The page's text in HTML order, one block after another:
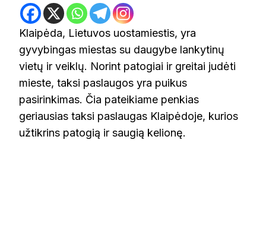
Klaipėda, Lietuvos uostamiestis, yra
gyvybingas miestas su daugybe lankytinų
vietų ir veiklų. Norint patogiai ir greitai judėti
mieste, taksi paslaugos yra puikus
pasirinkimas. Čia pateikiame penkias
geriausias taksi paslaugas Klaipėdoje, kurios
užtikrins patogią ir saugią kelionę.